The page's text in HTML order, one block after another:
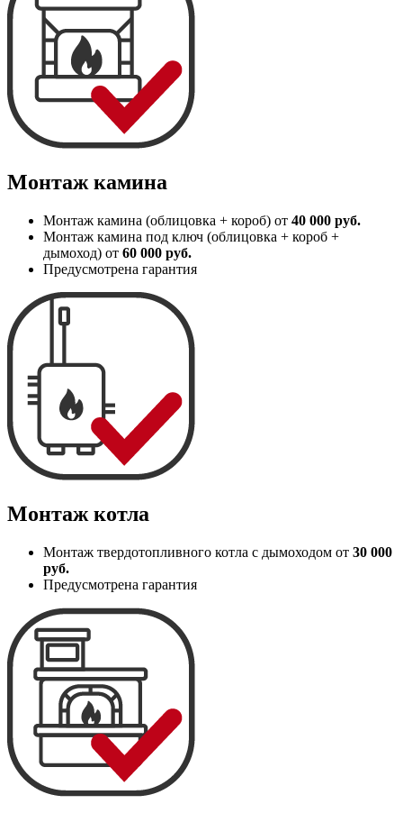
Монтаж камина
Монтаж камина (облицовка + короб) от 40 000 руб.
Монтаж камина под ключ (облицовка + короб +
дымоход) от 60 000 руб.
Предусмотрена гарантия
Монтаж котла
Монтаж твердотопливного котла с дымоходом от 30 000
руб.
Предусмотрена гарантия